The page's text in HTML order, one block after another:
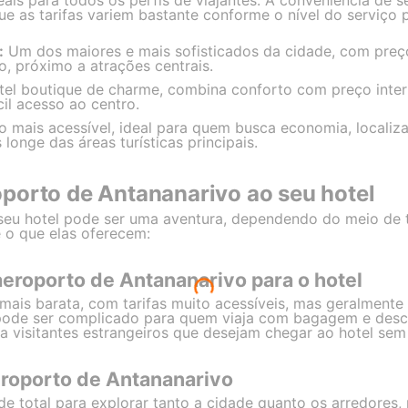
as tarifas variem bastante conforme o nível do serviço
Um dos maiores e mais sofisticados da cidade, com
próximo a atrações centrais.
boutique de charme, combina conforto com preço
acesso ao centro.
mais acessível, ideal para quem busca economia,
das áreas turísticas principais.
de Antananarivo ao seu hotel
hotel pode ser uma aventura, dependendo do meio
que elas oferecem:
de Antananarivo para o hotel
barata, com tarifas muito acessíveis, mas
ser complicado para quem viaja com bagagem e
visitantes estrangeiros que desejam chegar ao hotel
de Antananarivo
total para explorar tanto a cidade quanto os